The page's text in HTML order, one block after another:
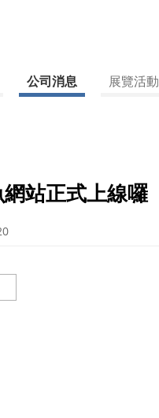
公司消息 展覽活動
站正式上線囉